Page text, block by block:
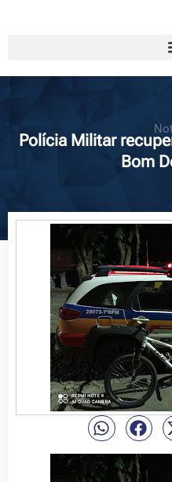
Polícia Militar
Bom